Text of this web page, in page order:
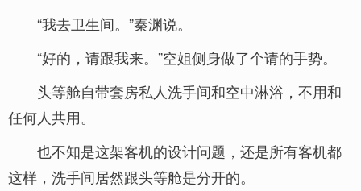
“我去卫生间。”秦渊说。
“好的，请跟我来。”空姐侧身做了个请的手势。
头等舱自带套房私人洗手间和空中淋浴，不用和
任何人共用。
也不知是这架客机的设计问题，还是所有客机都
这样，洗手间居然跟头等舱是分开的。